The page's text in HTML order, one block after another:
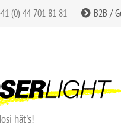
(0) 44 701 81 81 B2B /
hät's!